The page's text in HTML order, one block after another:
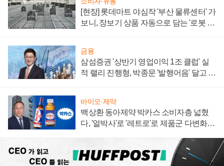
[현장] 롯데마트 야심작 '부산 물류센터' 가
보니, 장보기 상품 자동으로 담는 '로봇 40
금융
삼섬증권 '상반기 영업이익 1조 클럽' 실
적 랠리 진행형, 박종문 '발행어음' 달고 연
바이오·제약
백상환 동아제약 박카스 소비자층 넓혔
다, '얼박사'로 '레트로'로 제품군 다변화